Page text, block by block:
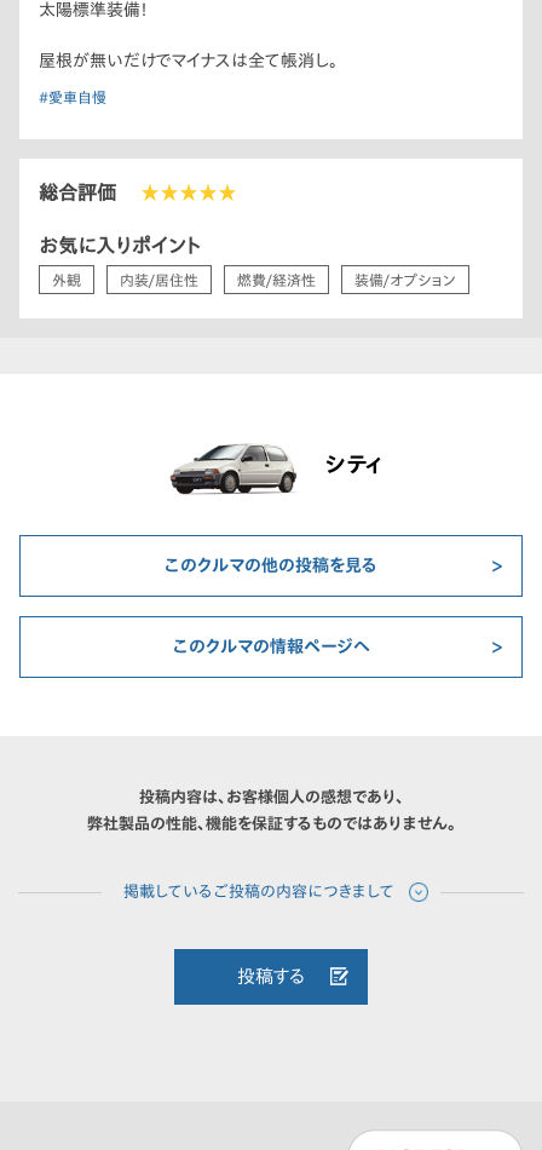
太陽標準装備！
屋根が無いだけでマイナスは全て帳消し。
#愛車自慢
総合評価 ★★★★★
お気に入りポイント
外観 内装/居住性 燃費/経済性 装備/オプション
シティ
このクルマの他の投稿を見る
このクルマの情報ページへ
投稿内容は、お客様個人の感想であり、
弊社製品の性能、機能を保証するものではありません。
投稿する